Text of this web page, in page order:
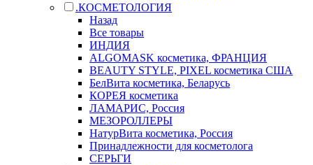
.КОСМЕТОЛОГИЯ
Назад
Все товары
ИНДИЯ
ALGOMASK косметика, ФРАНЦИЯ
BEAUTY STYLE, PIXEL косметика США
БелВита косметика, Беларусь
КОРЕЯ косметика
ЛАМАРИС, Россия
МЕЗОРОЛЛЕРЫ
НатурВита косметика, Россия
Принадлежности для косметолога
СЕРЬГИ